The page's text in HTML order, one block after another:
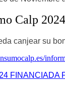
Calp 2024
canjear su